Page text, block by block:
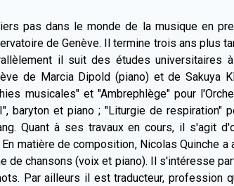
pas dans le monde de la musique en
de Genève. Il termine trois ans plus
il suit des études universitaires
de Marcia Dipold (piano) et de Sakuya
musicales" et "Ambrephlège" pour
baryton et piano ; "Liturgie de
Quant à ses travaux en cours, il s'agit
matière de composition, Nicolas Quinche
de chansons (voix et piano). Il s'intéresse
Par ailleurs il est traducteur, profession